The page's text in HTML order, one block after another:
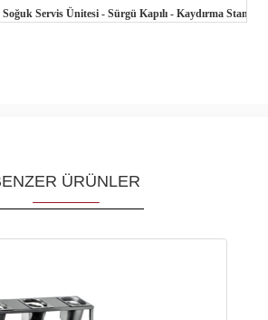
Servis Ünitesi - Sürgü Kapılı - Kaydırma Standlı
ÜRÜNLER